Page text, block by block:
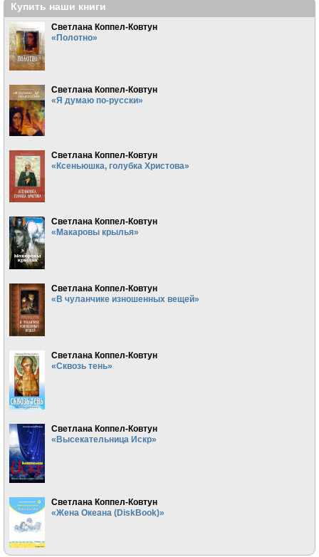
Купить наши книги
Светлана Коппел-Ковтун
«Полотно»
Светлана Коппел-Ковтун
«Я думаю по-русски»
Светлана Коппел-Ковтун
«Ксеньюшка, голубка Христова»
Светлана Коппел-Ковтун
«Макаровы крылья»
Светлана Коппел-Ковтун
«В чуланчике изношенных вещей»
Светлана Коппел-Ковтун
«Сквозь тень»
Светлана Коппел-Ковтун
«Высекательница Искр»
Светлана Коппел-Ковтун
«Жена Океана (DiskBook)»